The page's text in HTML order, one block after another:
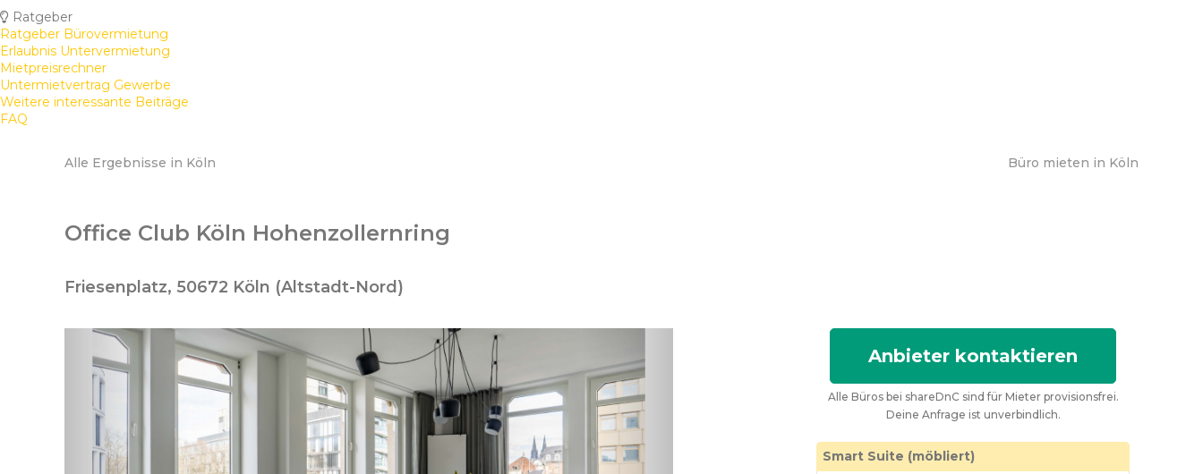
Ratgeber
Ratgeber Bürovermietung
Erlaubnis Untervermietung
Mietpreisrechner
Untermietvertrag Gewerbe
Weitere interessante Beiträge
FAQ
Alle Ergebnisse in Köln Büro mieten in Köln
Office Club Köln Hohenzollernring
Friesenplatz, 50672 Köln (Altstadt-Nord)
Anbieter kontaktieren
Alle Büros bei shareDnC sind für Mieter provisionsfrei.
Deine Anfrage ist unverbindlich.
Smart Suite (möbliert)